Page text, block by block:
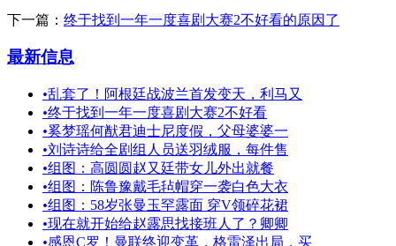
下一篇： 终于找到一年一度喜剧大赛2不好看的原因了
最新信息
•乱套了！阿根廷战波兰首发变天，利马又
•终于找到一年一度喜剧大赛2不好看
•奚梦瑶何猷君迪士尼度假，父母婆婆一
•刘诗诗给全剧组人员送羽绒服，每件售
•组图：高圆圆赵又廷带女儿外出就餐
•组图：陈鲁豫戴毛毡帽穿一袭白色大衣
•组图：58岁张曼玉罕露面 穿V领碎花裙
•现在就开始给赵露思找接班人了？卿卿
•感恩C罗！曼联终迎变革，格雷泽出局，买